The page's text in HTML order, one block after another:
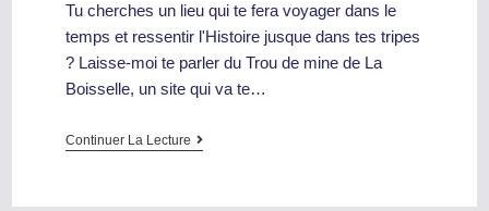
Tu cherches un lieu qui te fera voyager dans le
temps et ressentir l'Histoire jusque dans tes tripes
? Laisse-moi te parler du Trou de mine de La
Boisselle, un site qui va te…
Continuer La Lecture